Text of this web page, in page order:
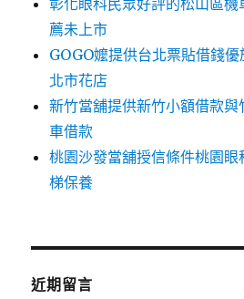
彰化眼科民眾好評的松山區
薦未上市
GOGO嬤提供台北票貼借錢
北市花店
新竹當舖提供新竹小額借款
車借款
桃園沙發當舖授信條件桃園
梯保養
近期留言